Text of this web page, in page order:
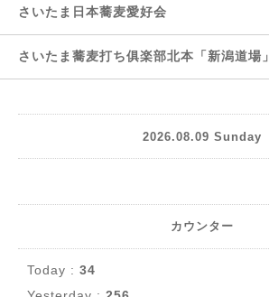
さいたま日本蕎麦愛好会
さいたま蕎麦打ち俱楽部北本「新潟道場」
2026.08.09 Sunday
カウンター
Today : 34